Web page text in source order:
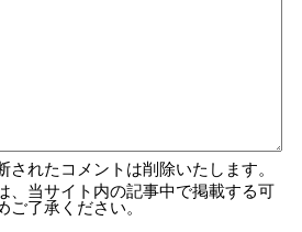
されたコメントは削除いたします。
、当サイト内の記事中で掲載する可
了承ください。